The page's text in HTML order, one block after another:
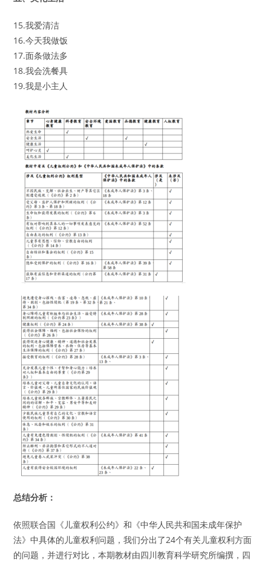
15.我爱清洁
16.今天我做饭
17.面条做法多
18.我会洗餐具
19.我是小主人
总结分析：
依照联合国《儿童权利公约》和《中华人民共和国未成年保护
法》中具体的儿童权利问题，我们分出了24个有关儿童权利方面
的问题，并进行对比，本期教材由四川教育科学研究所编撰，四